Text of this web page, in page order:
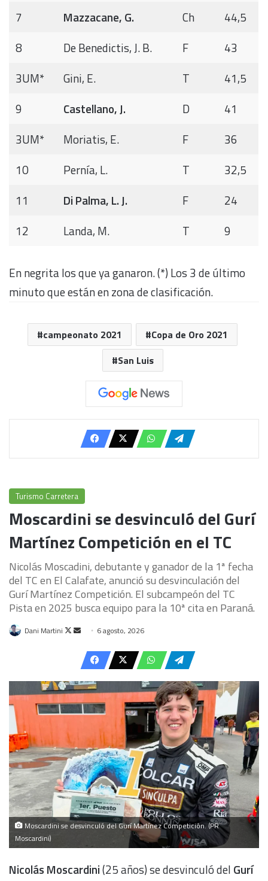
7
Mazzacane, G. Ch
44,5
8
De Benedictis, J. B. F
43
3UM*
Gini, E. T
41,5
9
Castellano, J. D
41
3UM*
Moriatis, E. F
36
10
Pernía, L. T
32,5
11
Di Palma, L. J. F
24
12
Landa, M. T 9
En negrita los que ya ganaron. (*) Los 3 de último
minuto que están en zona de clasificación.
campeonato 2021
Copa de Oro 2021
San Luis